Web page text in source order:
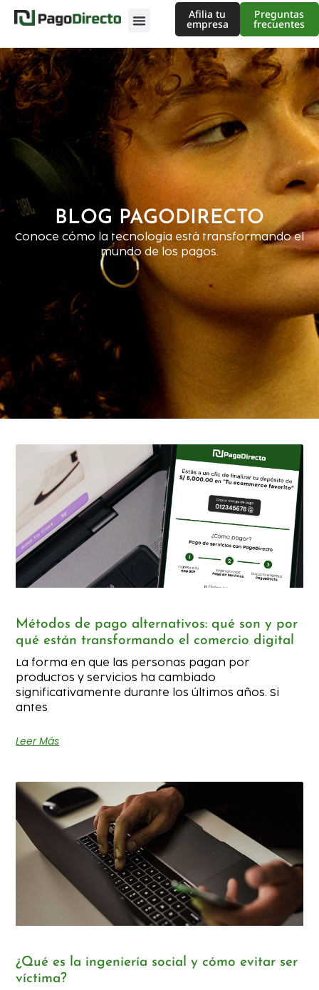
Afilia tu
empresa
Preguntas
frecuentes
BLOG PAGODIRECTO
Conoce cómo la tecnología está transformando el
mundo de los pagos.
Métodos de pago alternativos: qué son y por
qué están transformando el comercio digital
La forma en que las personas pagan por
productos y servicios ha cambiado
significativamente durante los últimos años. Si
antes
Leer Más
¿Qué es la ingeniería social y cómo evitar ser
víctima?